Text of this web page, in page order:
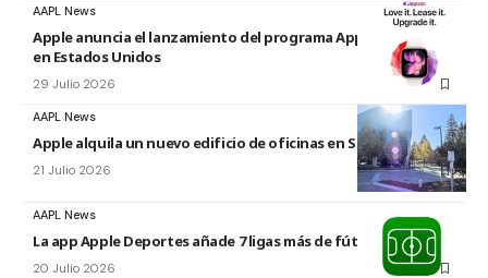
AAPL News
Apple anuncia el lanzamiento del programa Apple Upgrade
en Estados Unidos
29 Julio 2026
AAPL News
Apple alquila un nuevo edificio de oficinas en Sunnyvale
21 Julio 2026
AAPL News
La app Apple Deportes añade 7 ligas más de fútbol
20 Julio 2026